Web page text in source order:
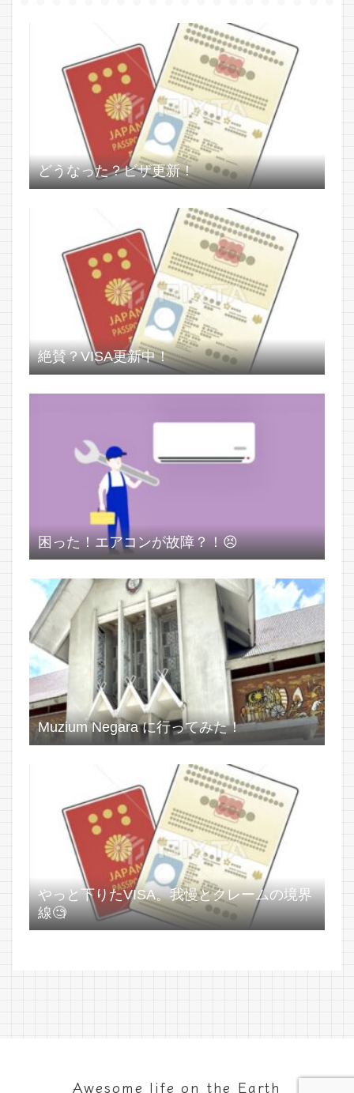
どうなった？ビザ更新！
絶賛？VISA更新中！
困った！エアコンが故障？！😣
Muzium Negara に行ってみた！
やっと下りたVISA。我慢とクレームの境界
線🧐
Awesome life on the Earth